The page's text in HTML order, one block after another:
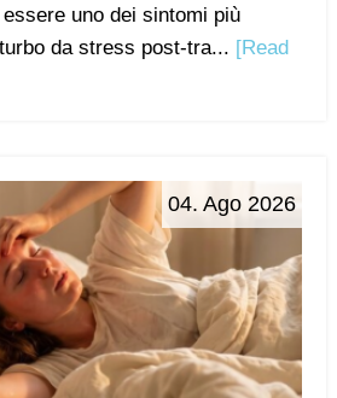
uno dei sintomi più
da stress post-tra... [Read
04. Ago 2026